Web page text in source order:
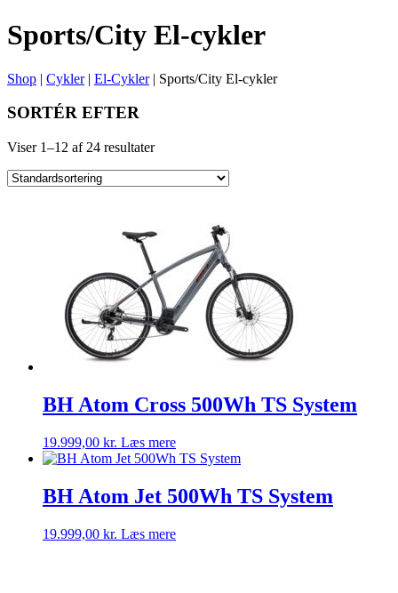
Sports/City El-cykler
Shop | Cykler| El-Cykler| Sports/City El-cykler
SORTÉR EFTER
Viser 1–12 af 24 resultater
BH Atom Cross 500Wh TS System
19.999,00 kr. Læs mere
BH Atom Jet 500Wh TS System
19.999,00 kr. Læs mere